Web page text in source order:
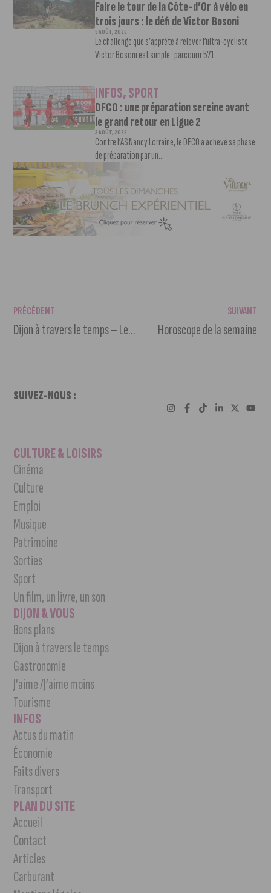
Faire le tour de la Côte-d’Or à vélo en
trois jours : le défi de Victor Bosoni
5 AOÛT, 2026
Le challenge que s’apprête à relever l’ultra-cycliste
Victor Bosoni est simple : parcourir 571...
INFOS,SPORT
DFCO : une préparation sereine avant
le grand retour en Ligue 2
3 AOÛT, 2026
Contre l’AS Nancy Lorraine, le DFCO a achevé sa phase
de préparation par un...
PRÉCÉDENT
Dijon à travers le temps – Le centre Dauphine
SUIVANT
Horoscope de la semaine
SUIVEZ-NOUS :
CULTURE & LOISIRS
Cinéma
Culture
Emploi
Musique
Patrimoine
Sorties
Sport
Un film, un livre, un son
DIJON & VOUS
Bons plans
Dijon à travers le temps
Gastronomie
J’aime /J’aime moins
Tourisme
INFOS
Actus du matin
Économie
Faits divers
Transport
PLAN DU SITE
Accueil
Contact
Articles
Carburant